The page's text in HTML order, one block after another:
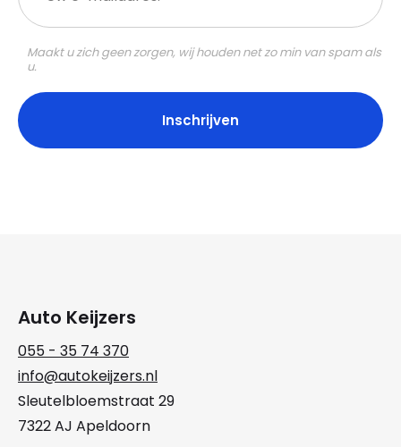
mailadres:
Maakt u zich geen zorgen, wij houden net zo min van spam als
u.
Auto Keijzers
055 - 35 74 370
info@autokeijzers.nl
Sleutelbloemstraat 29
7322 AJ Apeldoorn